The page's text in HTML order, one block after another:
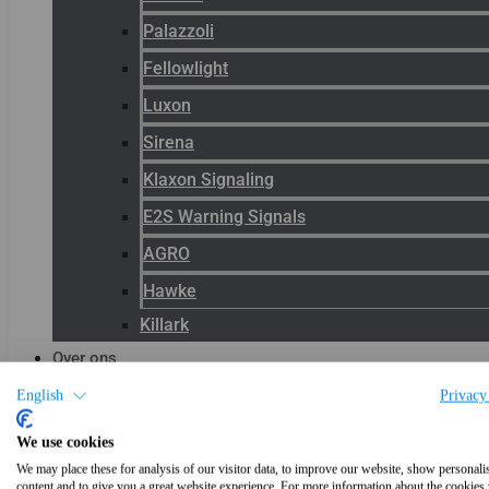
English
We use cookies
We may place these for analysis of our visitor data, to improve our website, show
Palazzoli
Fellowlight
Luxon
Sirena
Klaxon Signaling
E2S Warning Signals
AGRO
Hawke
Killark
Over ons
Blog
Productnieuws